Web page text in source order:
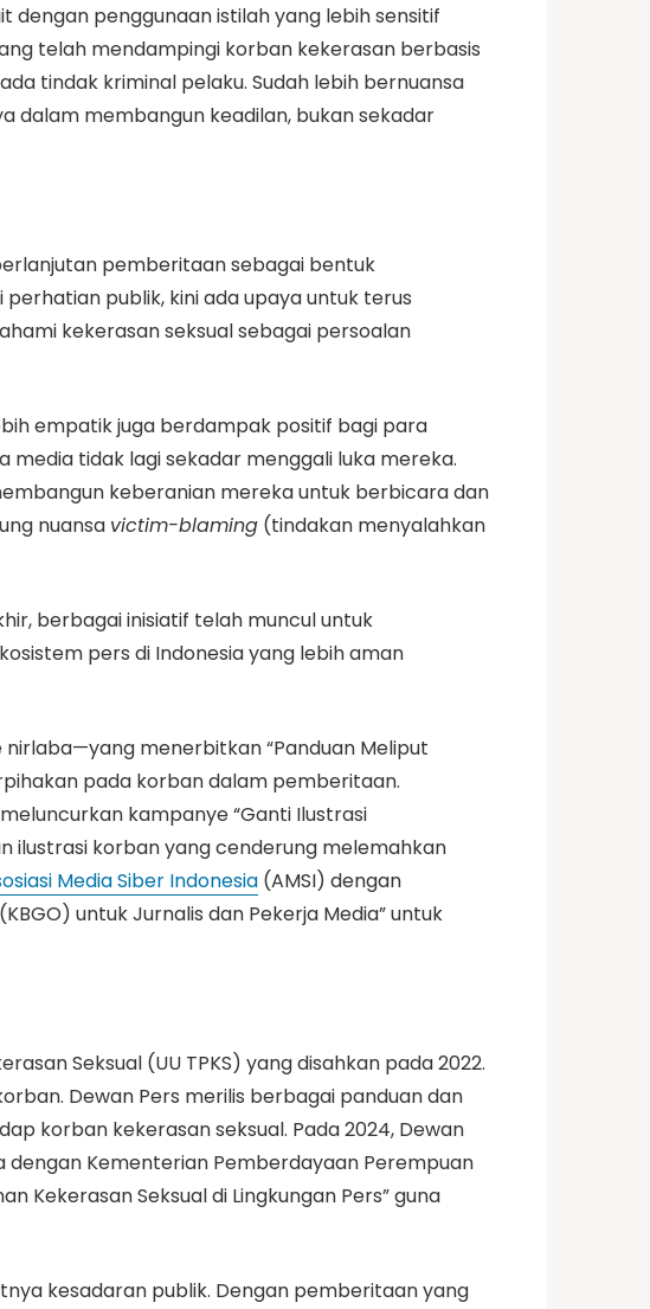
penggunaan istilah yang lebih sensitif
telah mendampingi korban kekerasan berbasis
tindak kriminal pelaku. Sudah lebih bernuansa
dalam membangun keadilan, bukan sekadar
pemberitaan sebagai bentuk
publik, kini ada upaya untuk terus
kekerasan seksual sebagai persoalan
empatik juga berdampak positif bagi para
tidak lagi sekadar menggali luka mereka.
keberanian mereka untuk berbicara dan
nuansa victim-blaming (tindakan menyalahkan
berbagai inisiatif telah muncul untuk
pers di Indonesia yang lebih aman
menerbitkan “Panduan Meliput
pada korban dalam pemberitaan.
kampanye “Ganti Ilustrasi
ilustrasi korban yang cenderung melemahkan
Media Siber Indonesia (AMSI) dengan
untuk Jurnalis dan Pekerja Media” untuk
Seksual (UU TPKS) yang disahkan pada 2022.
Dewan Pers merilis berbagai panduan dan
korban kekerasan seksual. Pada 2024, Dewan
Kementerian Pemberdayaan Perempuan
Kekerasan Seksual di Lingkungan Pers” guna
kesadaran publik. Dengan pemberitaan yang